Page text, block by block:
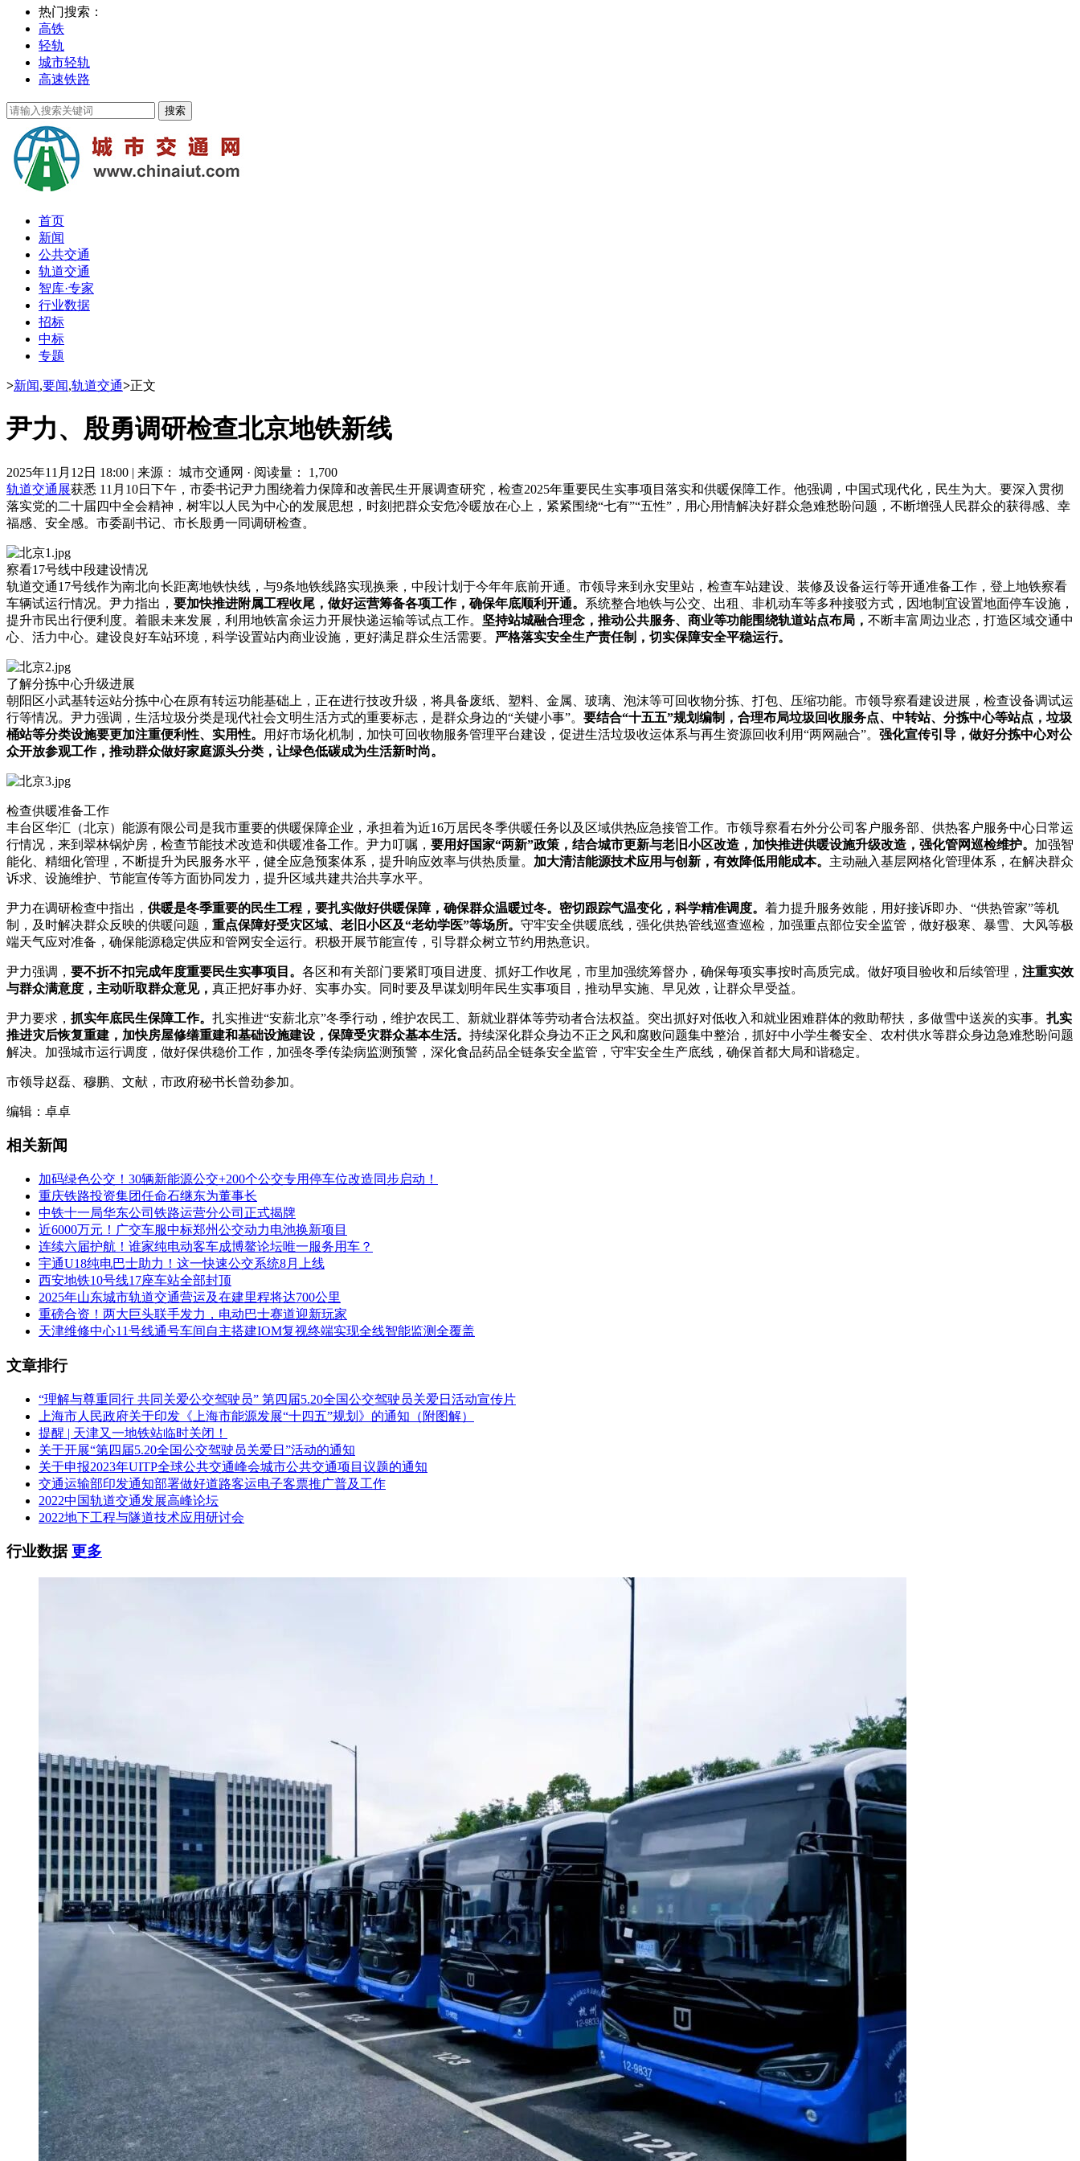
热门搜索：
高铁
轻轨
城市轻轨
高速铁路
首页
新闻
公共交通
轨道交通
智库·专家
行业数据
招标
中标
专题
>新闻,要闻,轨道交通>正文
尹力、殷勇调研检查北京地铁新线
2025年11月12日 18:00 | 来源： 城市交通网 · 阅读量： 1,700
轨道交通展获悉 11月10日下午，市委书记尹力围绕着力保障和改善民生开展调查研究，检查2025年重要民生实事项目落实和供暖保障工作。他强调，中国式现代化，民生为大。要深入贯彻
落实党的二十届四中全会精神，树牢以人民为中心的发展思想，时刻把群众安危冷暖放在心上，紧紧围绕“七有”“五性”，用心用情解决好群众急难愁盼问题，不断增强人民群众的获得感、幸
福感、安全感。市委副书记、市长殷勇一同调研检查。
察看17号线中段建设情况
轨道交通17号线作为南北向长距离地铁快线，与9条地铁线路实现换乘，中段计划于今年年底前开通。市领导来到永安里站，检查车站建设、装修及设备运行等开通准备工作，登上地铁察看
车辆试运行情况。尹力指出， 要加快推进附属工程收尾，做好运营筹备各项工作，确保年底顺利开通。 系统整合地铁与公交、出租、非机动车等多种接驳方式，因地制宜设置地面停车设施，
提升市民出行便利度。着眼未来发展，利用地铁富余运力开展快递运输等试点工作。 坚持站城融合理念，推动公共服务、商业等功能围绕轨道站点布局， 不断丰富周边业态，打造区域交通中
心、活力中心。建设良好车站环境，科学设置站内商业设施，更好满足群众生活需要。 严格落实安全生产责任制，切实保障安全平稳运行。
了解分拣中心升级进展
朝阳区小武基转运站分拣中心在原有转运功能基础上，正在进行技改升级，将具备废纸、塑料、金属、玻璃、泡沫等可回收物分拣、打包、压缩功能。市领导察看建设进展，检查设备调试运
行等情况。尹力强调，生活垃圾分类是现代社会文明生活方式的重要标志，是群众身边的“关键小事”。 要结合“十五五”规划编制，合理布局垃圾回收服务点、中转站、分拣中心等站点，垃圾
桶站等分类设施要更加注重便利性、实用性。
用好市场化机制，加快可回收物服务管理平台建设，促进生活垃圾收运体系与再生资源回收利用“两网融合”。 强化宣传引导，做好分拣中心对公
众开放参观工作，推动群众做好家庭源头分类，让绿色低碳成为生活新时尚。
检查供暖准备工作
丰台区华汇（北京）能源有限公司是我市重要的供暖保障企业，承担着为近16万居民冬季供暖任务以及区域供热应急接管工作。市领导察看右外分公司客户服务部、供热客户服务中心日常运
行情况，来到翠林锅炉房，检查节能技术改造和供暖准备工作。尹力叮嘱， 要用好国家“两新”政策，结合城市更新与老旧小区改造，加快推进供暖设施升级改造，强化管网巡检维护。 加强智
能化、精细化管理，不断提升为民服务水平，健全应急预案体系，提升响应效率与供热质量。 加大清洁能源技术应用与创新，有效降低用能成本。 主动融入基层网格化管理体系，在解决群众
诉求、设施维护、节能宣传等方面协同发力，提升区域共建共治共享水平。
尹力在调研检查中指出， 供暖是冬季重要的民生工程，要扎实做好供暖保障，确保群众温暖过冬。 密切跟踪气温变化，科学精准调度。 着力提升服务效能，用好接诉即办、“供热管家”等机
制，及时解决群众反映的供暖问题， 重点保障好受灾区域、老旧小区及“老幼学医”等场所。 守牢安全供暖底线，强化供热管线巡查巡检，加强重点部位安全监管，做好极寒、暴雪、大风等极
端天气应对准备，确保能源稳定供应和管网安全运行。积极开展节能宣传，引导群众树立节约用热意识。
尹力强调， 要不折不扣完成年度重要民生实事项目。 各区和有关部门要紧盯项目进度、抓好工作收尾，市里加强统筹督办，确保每项实事按时高质完成。做好项目验收和后续管理， 注重实效
与群众满意度，主动听取群众意见， 真正把好事办好、实事办实。同时要及早谋划明年民生实事项目，推动早实施、早见效，让群众早受益。
尹力要求， 抓实年底民生保障工作。 扎实推进“安薪北京”冬季行动，维护农民工、新就业群体等劳动者合法权益。突出抓好对低收入和就业困难群体的救助帮扶，多做雪中送炭的实事。 扎实
推进灾后恢复重建，加快房屋修缮重建和基础设施建设，保障受灾群众基本生活。 持续深化群众身边不正之风和腐败问题集中整治，抓好中小学生餐安全、农村供水等群众身边急难愁盼问题
解决。加强城市运行调度，做好保供稳价工作，加强冬季传染病监测预警，深化食品药品全链条安全监管，守牢安全生产底线，确保首都大局和谐稳定。
市领导赵磊、穆鹏、文献，市政府秘书长曾劲参加。
编辑：卓卓
相关新闻
加码绿色公交！30辆新能源公交+200个公交专用停车位改造同步启动！
重庆铁路投资集团任命石继东为董事长
中铁十一局华东公司铁路运营分公司正式揭牌
近6000万元！广交车服中标郑州公交动力电池换新项目
连续六届护航！谁家纯电动客车成博鳌论坛唯一服务用车？
宇通U18纯电巴士助力！这一快速公交系统8月上线
西安地铁10号线17座车站全部封顶
2025年山东城市轨道交通营运及在建里程将达700公里
重磅合资！两大巨头联手发力，电动巴士赛道迎新玩家
天津维修中心11号线通号车间自主搭建IOM复视终端实现全线智能监测全覆盖
文章排行
“理解与尊重同行 共同关爱公交驾驶员” 第四届5.20全国公交驾驶员关爱日活动宣传片
上海市人民政府关于印发《上海市能源发展“十四五”规划》的通知（附图解）
提醒 | 天津又一地铁站临时关闭！
关于开展“第四届5.20全国公交驾驶员关爱日”活动的通知
关于申报2023年UITP全球公共交通峰会城市公共交通项目议题的通知
交通运输部印发通知部署做好道路客运电子客票推广普及工作
2022中国轨道交通发展高峰论坛
2022地下工程与隧道技术应用研讨会
行业数据更多